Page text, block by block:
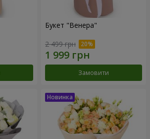
Букет "Венера"
2 499 грн
Замовити